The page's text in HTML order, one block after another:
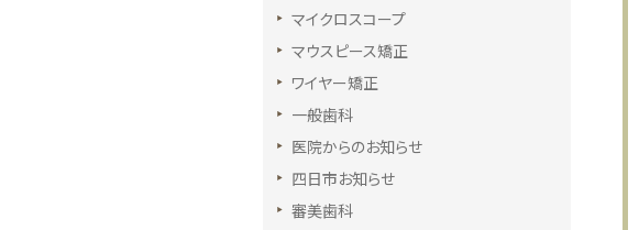
マイクロスコープ
マウスピース矯正
ワイヤー矯正
一般歯科
医院からのお知らせ
四日市お知らせ
審美歯科